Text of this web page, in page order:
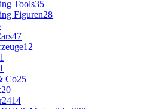
Tools35
Figuren28
47
12
Co25
20
2414